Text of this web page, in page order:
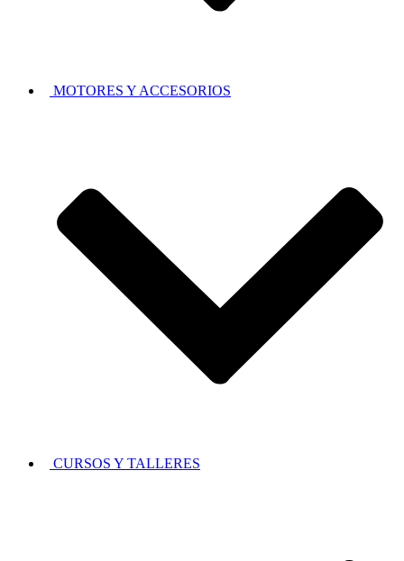
MOTORES Y ACCESORIOS
CURSOS Y TALLERES